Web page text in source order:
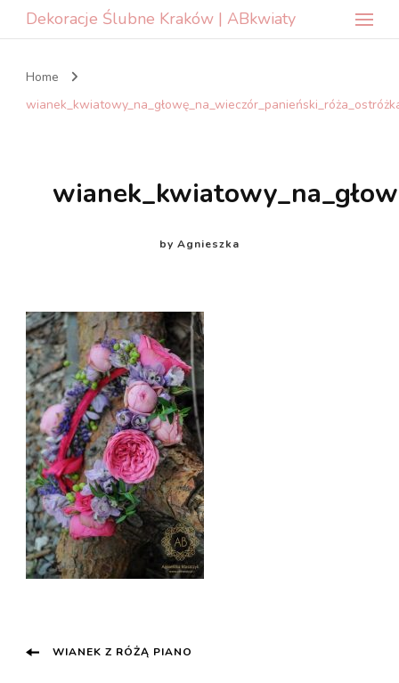
Dekoracje Ślubne Kraków | ABkwiaty
Home
by Agnieszka
Post
WIANEK Z RÓŻĄ PIANO